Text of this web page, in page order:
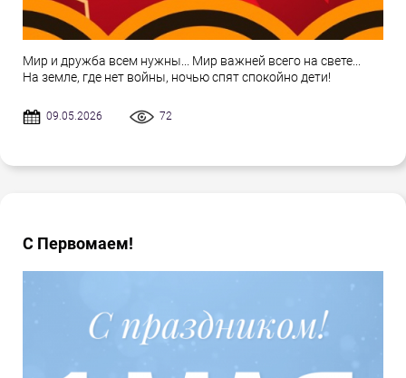
Мир и дружба всем нужны... Мир важней всего на свете...
На земле, где нет войны, ночью спят спокойно дети!
09.05.2026 72
С Первомаем!